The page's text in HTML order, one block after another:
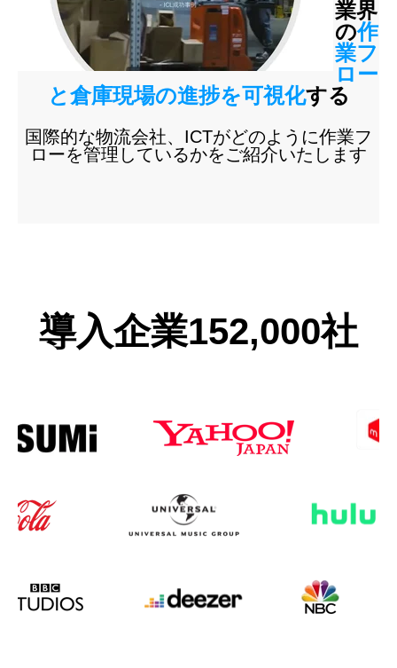
業界
の作
業フ
ロー
と倉庫現場の進捗を可視化する
国際的な物流会社、ICTがどのように作業フ
ローを管理しているかをご紹介いたします
導入企業152,000社